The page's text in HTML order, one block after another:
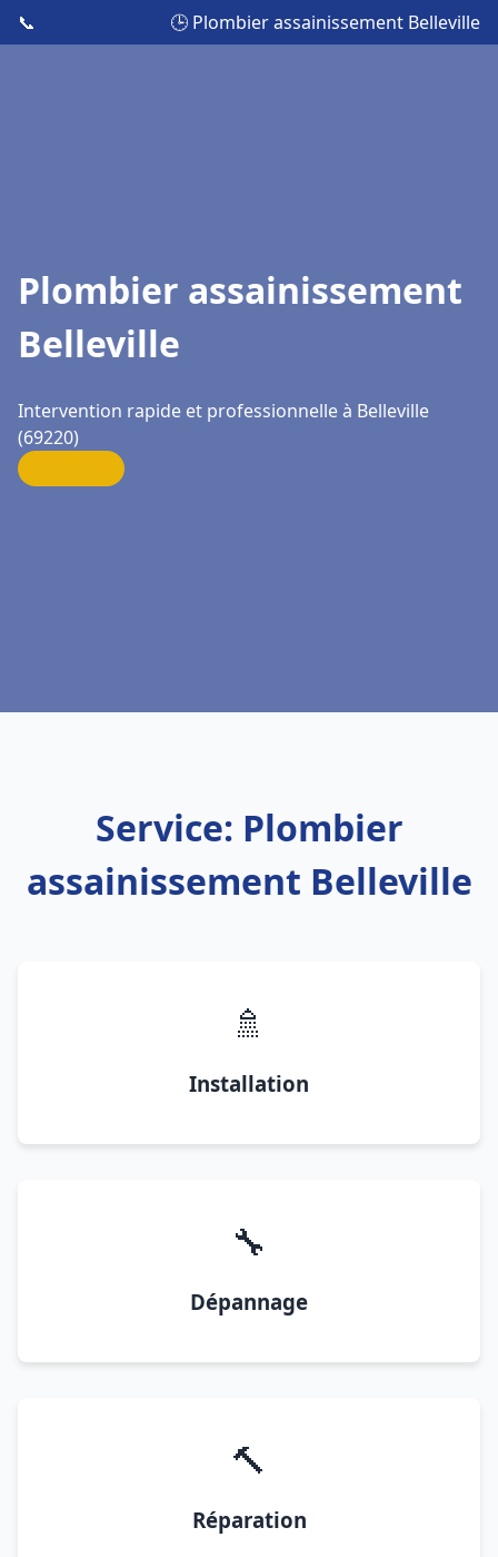
📞 🕒 Plombier assainissement Belleville
Plombier assainissement
Belleville
Intervention rapide et professionnelle à Belleville
(69220)
Service: Plombier
assainissement Belleville
🚿
Installation
🔧
Dépannage
🔨
Réparation